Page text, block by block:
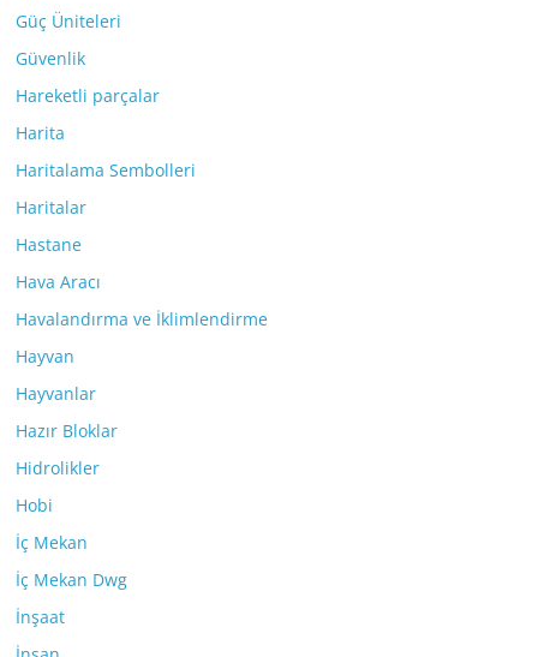
Güç Üniteleri
Güvenlik
Hareketli parçalar
Harita
Haritalama Sembolleri
Haritalar
Hastane
Hava Aracı
Havalandırma ve İklimlendirme
Hayvan
Hayvanlar
Hazır Bloklar
Hidrolikler
Hobi
İç Mekan
İç Mekan Dwg
İnşaat